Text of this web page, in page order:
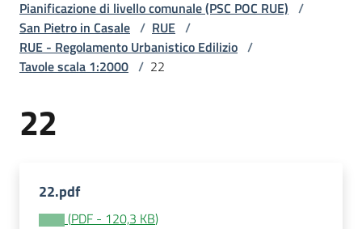
Amministrazione
Menu selezionato
Novità
Vivere
Pianificazione di livello comunale (PSC POC RUE) /
San Pietro in Casale / RUE /
RUE - Regolamento Urbanistico Edilizio /
Tavole scala 1:2000 / 22
22
22.pdf
(PDF - 120,3 KB)